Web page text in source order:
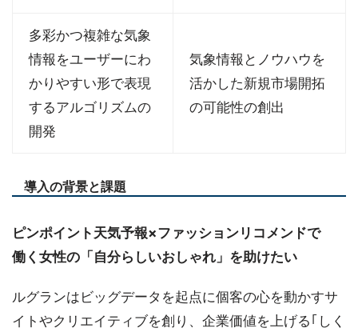
多彩かつ複雑な気象
情報をユーザーにわ
かりやすい形で表現
するアルゴリズムの
開発
気象情報とノウハウを
活かした新規市場開拓
の可能性の創出
導入の背景と課題
ピンポイント天気予報×ファッションリコメンドで
働く女性の「自分らしいおしゃれ」を助けたい
ルグランはビッグデータを起点に個客の心を動かすサ
イトやクリエイティブを創り、企業価値を上げる｢しく